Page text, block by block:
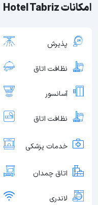
امکانات Hotel Tabriz
پذیرش
نظافت اتاق
آسانسور
نظافت اتاق
خدمات پزشکی
اتاق چمدان
لاندری